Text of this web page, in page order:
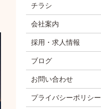
チラシ
会社案内
採用・求人情報
ブログ
お問い合わせ
プライバシーポリシー